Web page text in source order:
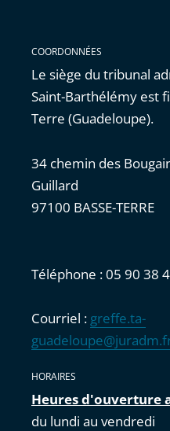
COORDONNÉES
Le siège du tribunal
Saint-Barthélémy est
Terre (Guadeloupe).
34 chemin des
Guillard
97100 BASSE-TERRE
Téléphone : 05 90 38
Courriel : greffe.ta-
HORAIRES
Heures d'ouverture
du lundi au vendredi